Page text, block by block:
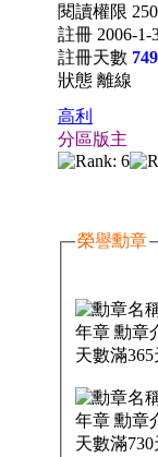
閱讀權限 250
註冊 2006-1-
註冊天數
狀態 離線
高利
分區版主
榮譽勳章